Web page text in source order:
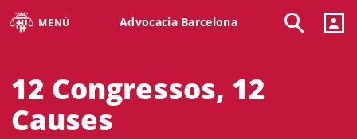
MENÚ Advocacia Barcelona
12 Congressos, 12
Causes